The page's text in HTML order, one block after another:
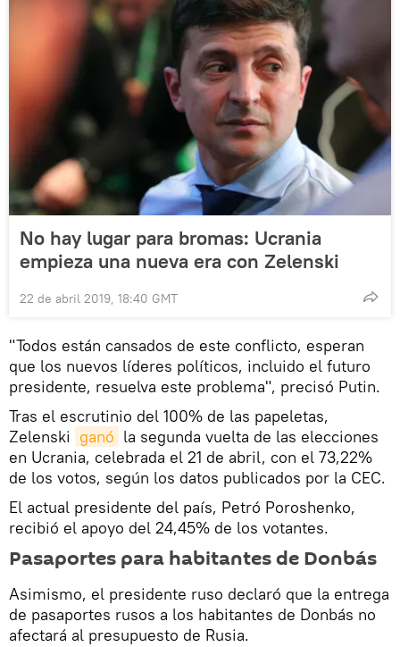
No hay lugar para bromas: Ucrania
empieza una nueva era con Zelenski
22 de abril 2019, 18:40 GMT
"Todos están cansados de este conflicto, esperan
que los nuevos líderes políticos, incluido el futuro
presidente, resuelva este problema", precisó Putin.
Tras el escrutinio del 100% de las papeletas,
Zelenski ganó la segunda vuelta de las elecciones
en Ucrania, celebrada el 21 de abril, con el 73,22%
de los votos, según los datos publicados por la CEC.
El actual presidente del país, Petró Poroshenko,
recibió el apoyo del 24,45% de los votantes.
Pasaportes para habitantes de Donbás
Asimismo, el presidente ruso declaró que la entrega
de pasaportes rusos a los habitantes de Donbás no
afectará al presupuesto de Rusia.